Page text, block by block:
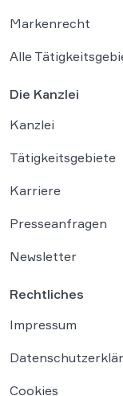
Markenrecht
Alle
Die Kanzlei
Kanzlei
Tätigkeitsgebiete
Karriere
Presseanfragen
Newsletter
Rechtliches
Impressum
Cookies